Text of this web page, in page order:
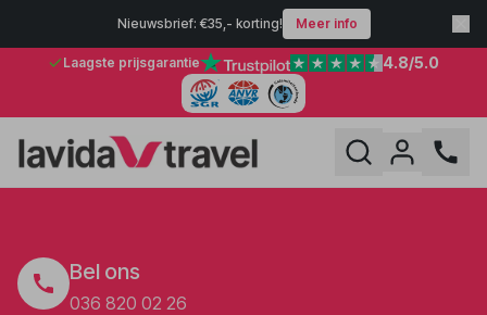
Nieuwsbrief: €35,- korting! Meer info
Laagste prijsgarantie 4.8/5.0
Bel ons
036 820 02 26